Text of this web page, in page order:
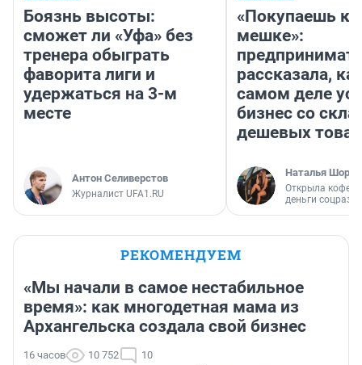
Боязнь высоты:
сможет ли «Уфа» без
тренера обыграть
фаворита лиги и
удержаться на 3-м
месте
Антон Селиверстов
Журналист UFA1.RU
«Покупаешь
мешке»:
рассказала,
самом деле
бизнес со
дешевых
Наталья
Открыла
деньги
РЕКОМЕНДУЕМ
«Мы начали в самое нестабильное
время»: как многодетная мама из
Архангельска создала свой бизнес
16 часов 10 752 10